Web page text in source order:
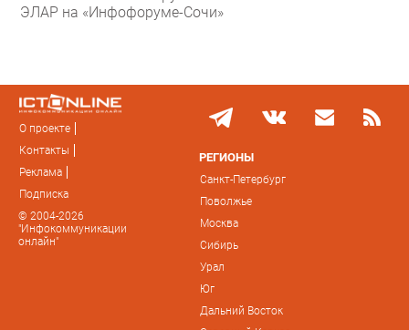
ЭЛАР на «Инфофоруме-Сочи»
О проекте
Контакты
Реклама
Подписка
© 2004-2026
"Инфокоммуникации
онлайн"
РЕГИОНЫ
Санкт-Петербург
Поволжье
Москва
Сибирь
Урал
Юг
Дальний Восток